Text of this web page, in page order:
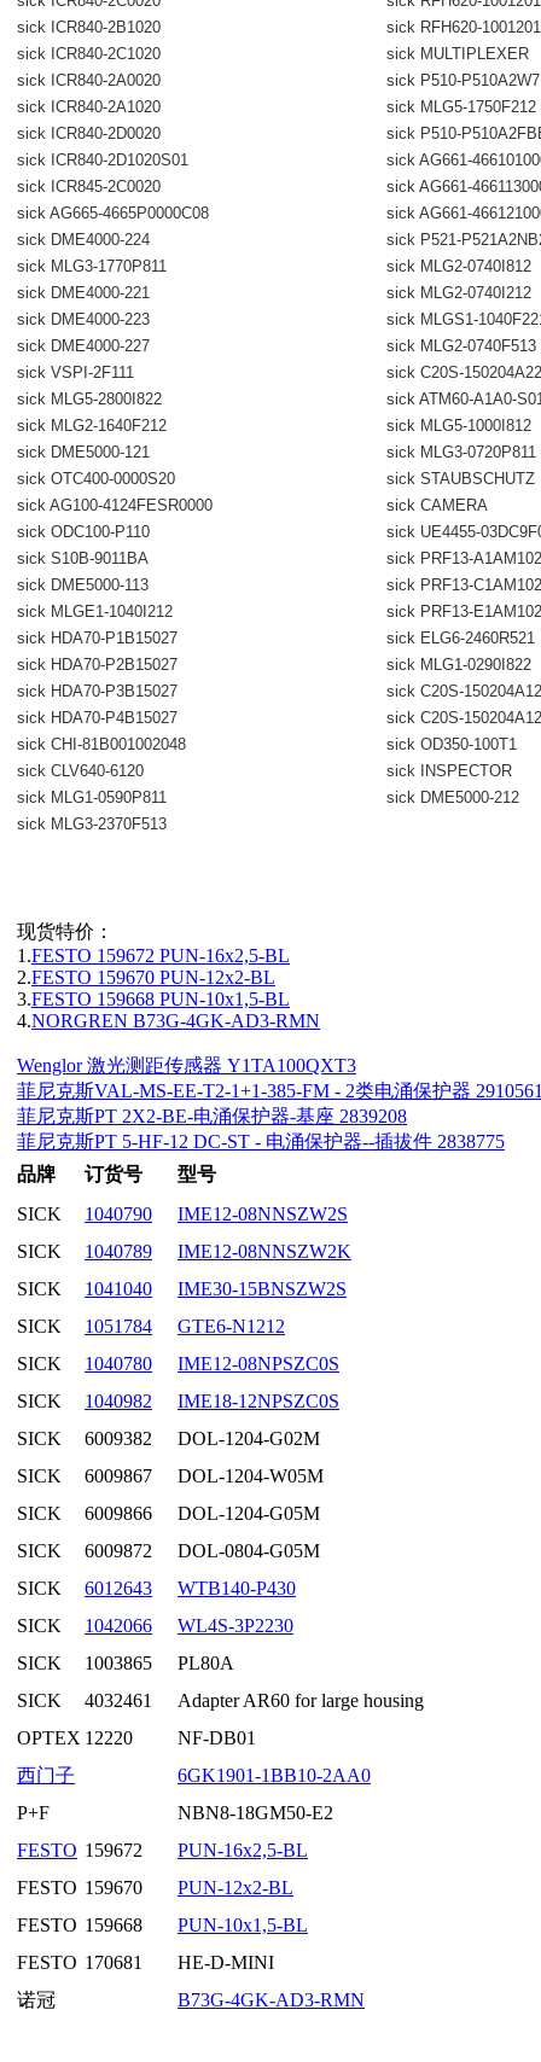
sick ICR840-2B1020
sick RFH620-
sick ICR840-2C1020
sick MULTIPLEXER
sick ICR840-2A0020
sick P510-
sick ICR840-2A1020
sick MLG5-1750F212
sick ICR840-2D0020
sick P510-
sick ICR840-2D1020S01
sick AG661-
sick ICR845-2C0020
sick AG661-
sick AG665-4665P0000C08
sick AG661-
sick DME4000-224
sick P521-
sick MLG3-1770P811
sick MLG2-0740I812
sick DME4000-221
sick MLG2-0740I212
sick DME4000-223
sick MLGS1-
sick DME4000-227
sick MLG2-0740F513
sick VSPI-2F111
sick C20S-150204A22
sick MLG5-2800I822
sick ATM60-A1A0-
sick MLG2-1640F212
sick MLG5-1000I812
sick DME5000-121
sick MLG3-0720P811
sick OTC400-0000S20
sick STAUBSCHUTZ
sick AG100-4124FESR0000
sick CAMERA
sick ODC100-P110
sick UE4455-
sick S10B-9011BA
sick PRF13-
sick DME5000-113
sick PRF13-
sick MLGE1-1040I212
sick PRF13-
sick HDA70-P1B15027
sick ELG6-2460R521
sick HDA70-P2B15027
sick MLG1-0290I822
sick HDA70-P3B15027
sick C20S-150204A12
sick HDA70-P4B15027
sick C20S-150204A12
sick CHI-81B001002048
sick OD350-100T1
sick CLV640-6120
sick INSPECTOR
sick MLG1-0590P811
sick DME5000-212
sick MLG3-2370F513
现货特价：
1.FESTO 159672 PUN-16x2,5-BL
2.FESTO 159670 PUN-12x2-BL
3.FESTO 159668 PUN-10x1,5-BL
4.NORGREN B73G-4GK-AD3-RMN
Wenglor 激光测距传感器 Y1TA100QXT3
菲尼克斯VAL-MS-EE-T2-1+1-385-FM - 2类电涌保护器
菲尼克斯PT 2X2-BE-电涌保护器-基座 2839208
菲尼克斯PT 5-HF-12 DC-ST - 电涌保护器--插拔件 2838775
品牌
订货号
型号
SICK
1040790
IME12-08NNSZW2S
SICK
1040789
IME12-08NNSZW2K
SICK
1041040
IME30-15BNSZW2S
SICK
1051784
GTE6-N1212
SICK
1040780
IME12-08NPSZC0S
SICK
1040982
IME18-12NPSZC0S
SICK
6009382
DOL-1204-G02M
SICK
6009867
DOL-1204-W05M
SICK
6009866
DOL-1204-G05M
SICK
6009872
DOL-0804-G05M
SICK
6012643
WTB140-P430
SICK
1042066
WL4S-3P2230
SICK
1003865
PL80A
SICK
4032461
Adapter AR60 for large housing
OPTEX 12220
NF-DB01
西门子
6GK1901-1BB10-2AA0
P+F
NBN8-18GM50-E2
FESTO 159672
PUN-16x2,5-BL
FESTO 159670
PUN-12x2-BL
FESTO 159668
PUN-10x1,5-BL
FESTO 170681
HE-D-MINI
诺冠
B73G-4GK-AD3-RMN